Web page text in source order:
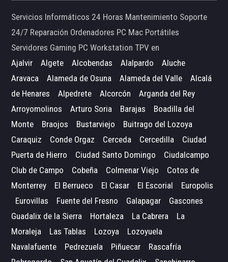
Servicios Informáticos 24 Horas Mantenimiento Soporte
24/7 Reparación Ordenadores PC Mac Portátiles
Servidores Gaming PC Workstation TPV en
Ajalvir
Algete Alcobendas Alalpardo
Aluche
Aravaca
Alameda de Osuna Alameda del Valle
Alcalá
de Henares
Alpedrete Alcorcón
Arganda del Rey
Arroyomolinos
Arturo Soria Barajas
Boadilla del
Monte
Braojos Bustarviejo
Buitrago del Lozoya
Caraquiz
Conde Orgaz Cerceda Cercedilla
Ciudad
Puerta de Hierro
Ciudad Santo Domingo
Ciudalcampo
Club de Campo
Cobeña Colmenar Viejo
Cotos de
Monterrey
El Berrueco El Casar El Escorial
Europolis
Eurovillas
Fuente del Fresno Galapagar
Gascones
Guadalix de la Sierra
Hortaleza La Cabrera
La
Moraleja
Las Tablas Lozoya
Lozoyuela
Navalafuente
Pedrezuela Piñuecar
Rascafría